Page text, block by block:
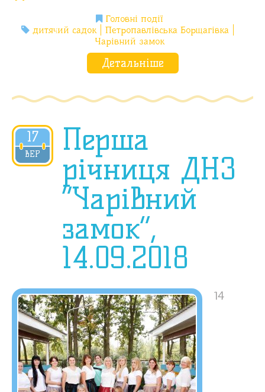
Головні події
дитячий садок
Петропавлівська Борщагівка
Чарівний замок
Детальніше
17
ВЕР
2018
Перша
річниця ДНЗ
“Чарівний
замок”,
14.09.2018
14